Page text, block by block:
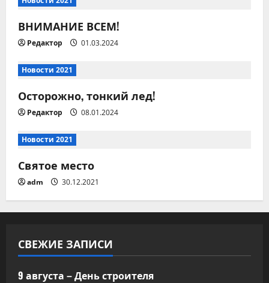
и
я
п
о
з
а
п
и
с
я
м
ВНИМАНИЕ ВСЕМ!
Редактор 01.03.2024
Новости 2021
Осторожно, тонкий лед!
Редактор 08.01.2024
Новости 2021
Святое место
adm 30.12.2021
СВЕЖИЕ ЗАПИСИ
9 августа – День строителя